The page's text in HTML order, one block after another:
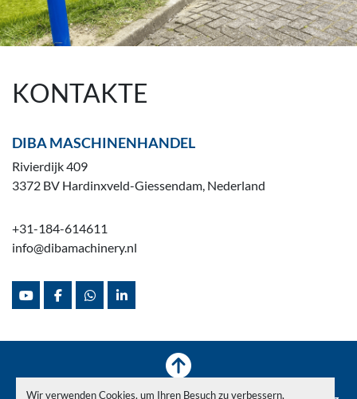
Wir verwenden Cookies, um Ihren Besuch zu verbessern,
KONTAKTE
DIBA MASCHINENHANDEL
Rivierdijk 409
3372 BV Hardinxveld-Giessendam, Nederland
+31-184-614611
info@dibamachinery.nl
youtubefacebookwhatsapplinkedin